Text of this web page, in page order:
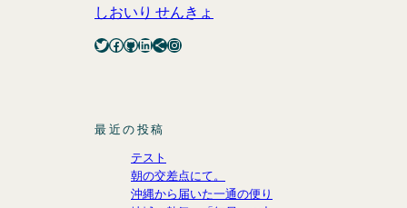
しおいり せんきょ
Twitter Facebook GitHub LinkedIn Share Icon Instagram
最近の投稿
テスト
朝の交差点にて。
沖縄から届いた一通の便り